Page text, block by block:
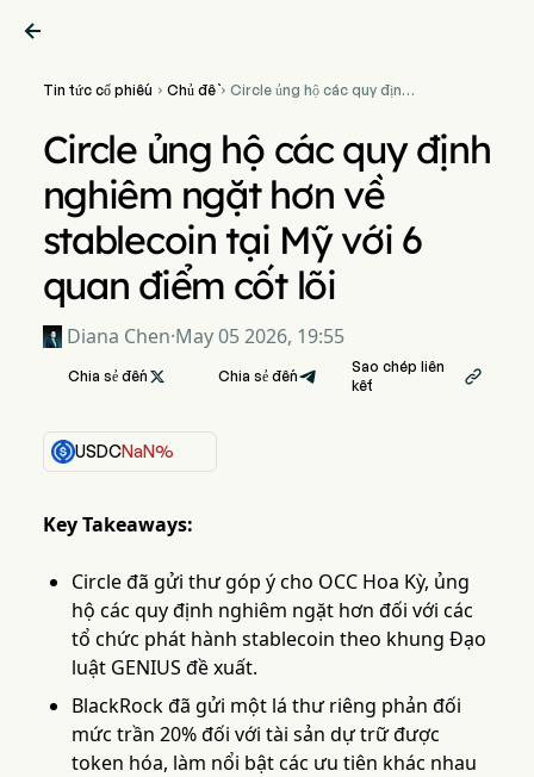

Tin tức cổ phiếu  Chủ đề Circle ủng hộ các quy định
điểm cốt lõi
Circle ủng hộ các quy định
nghiêm ngặt hơn về
stablecoin tại Mỹ với 6
quan điểm cốt lõi
Diana Chen·May 05 2026, 19:55
Chia sẻ đến  Chia sẻ đến
Sao chép liên
kết

USDCNaN%
Key Takeaways:
Circle đã gửi thư góp ý cho OCC Hoa Kỳ, ủng
hộ các quy định nghiêm ngặt hơn đối với các
tổ chức phát hành stablecoin theo khung Đạo
luật GENIUS đề xuất.
BlackRock đã gửi một lá thư riêng phản đối
mức trần 20% đối với tài sản dự trữ được
token hóa, làm nổi bật các ưu tiên khác nhau